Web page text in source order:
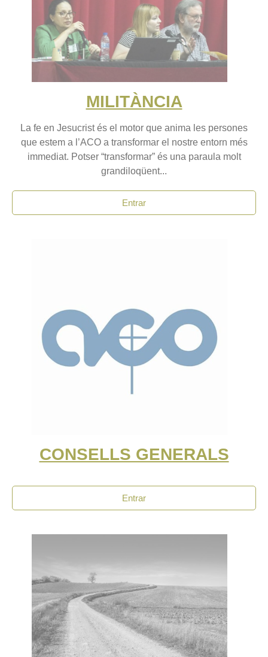
MILITÀNCIA
La fe en Jesucrist és el motor que anima les persones
que estem a l’ACO a transformar el nostre entorn més
immediat. Potser “transformar” és una paraula molt
grandiloqüent...
Entrar
CONSELLS GENERALS
Entrar